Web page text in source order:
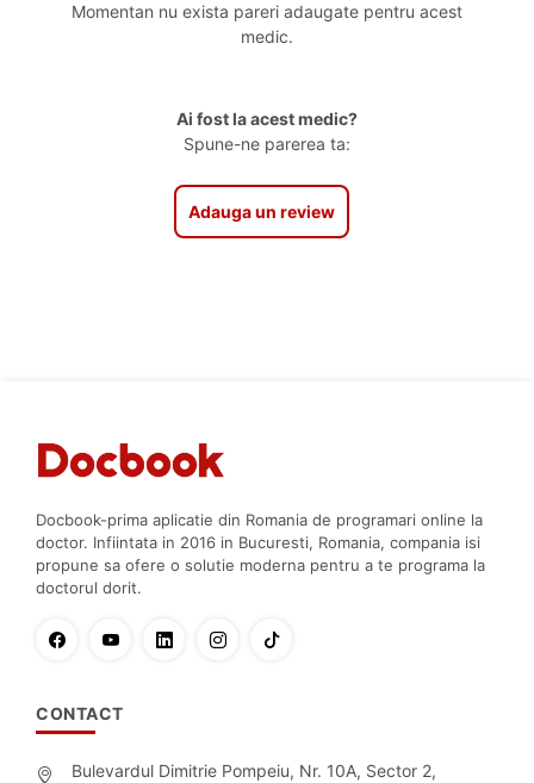
Momentan nu exista pareri adaugate pentru acest
medic.
Ai fost la acest medic?
Spune-ne parerea ta:
Adauga un review
Docbook-prima aplicatie din Romania de programari online la
doctor. Infiintata in 2016 in Bucuresti, Romania, compania isi
propune sa ofere o solutie moderna pentru a te programa la
doctorul dorit.
CONTACT
Bulevardul Dimitrie Pompeiu, Nr. 10A, Sector 2,